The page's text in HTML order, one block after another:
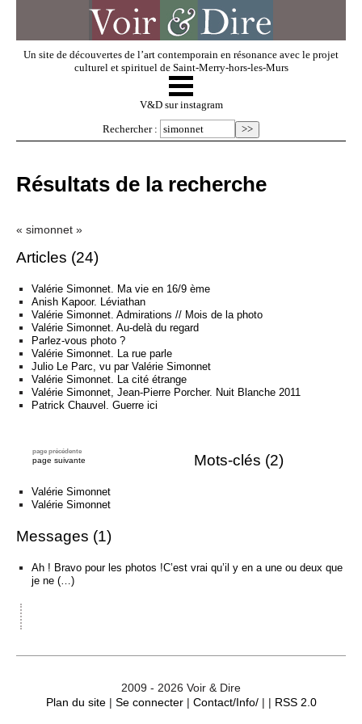
Un site de découvertes de l’art contemporain en résonance avec le projet
culturel et spirituel de Saint-Merry-hors-les-Murs
V & D
Dossiers
Événements
☰
V&D sur instagram
Rechercher :
Résultats de la recherche
« simonnet »
Articles (24)
Valérie Simonnet. Ma vie en 16/9 ème
Anish Kapoor. Léviathan
Valérie Simonnet. Admirations // Mois de la photo
Valérie Simonnet. Au-delà du regard
Parlez-vous photo ?
Valérie Simonnet. La rue parle
Julio Le Parc, vu par Valérie Simonnet
Valérie Simonnet. La cité étrange
Valérie Simonnet, Jean-Pierre Porcher. Nuit Blanche 2011
Patrick Chauvel. Guerre ici
page précédente
page suivante Mots-clés (2)
Valérie Simonnet
Valérie Simonnet
Messages (1)
Ah ! Bravo pour les photos !C’est vrai qu’il y en a une ou deux que
je ne (…)
2009 - 2026 Voir & Dire
Plan du site| Se connecter| Contact/Info/| | RSS 2.0